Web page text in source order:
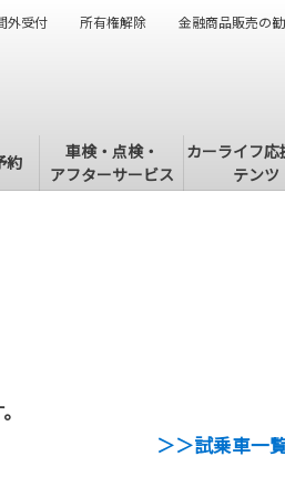
約
車検・点検・
アフターサービス
カーライフ応
テンツ
外受付 所有権解除 金融商品販売の
＞＞試乗車一